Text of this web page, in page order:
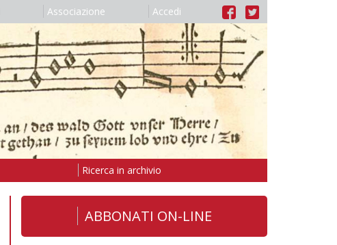
Associazione Accedi
Ricerca in archivio
ABBONATI ON-LINE